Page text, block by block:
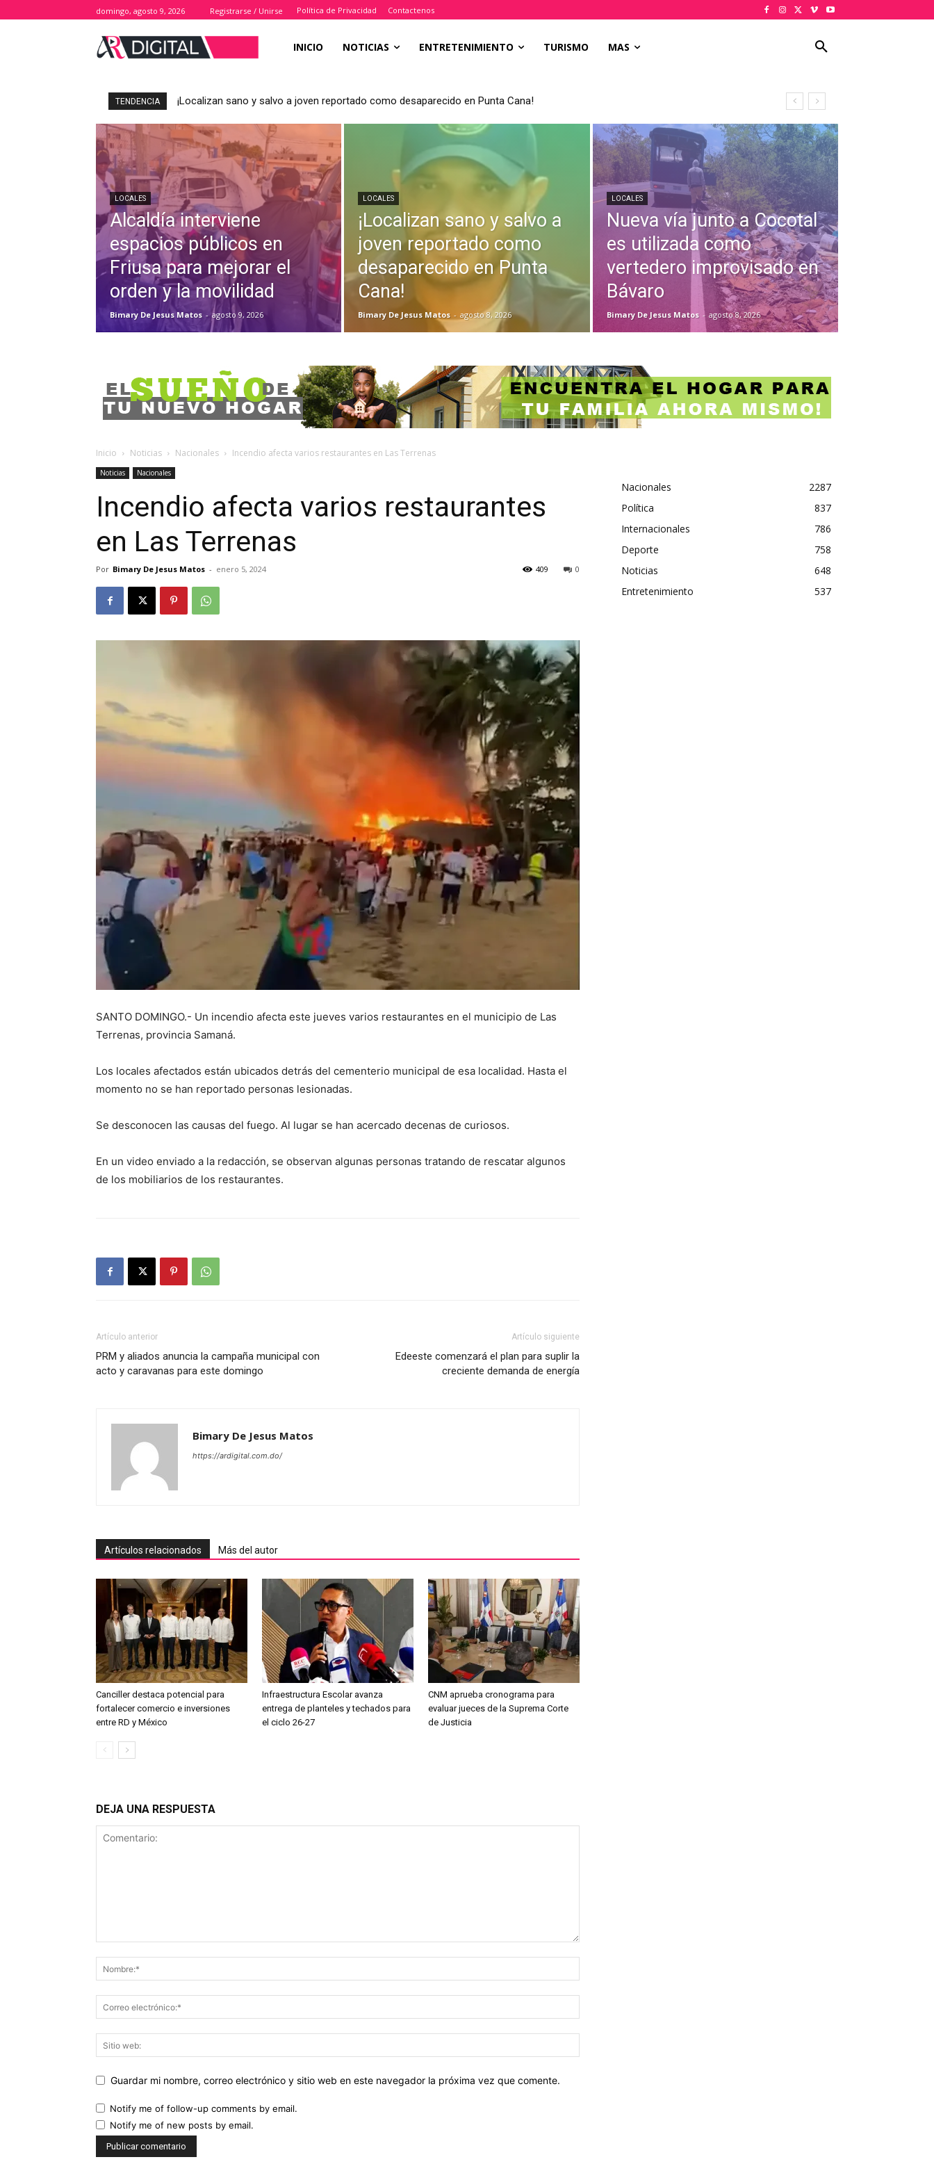
domingo, agosto 9, 2026 Registrarse / Unirse Política de Privacidad Contactenos
INICIO NOTICIAS ENTRETENIMIENTO TURISMO MAS
TENDENCIA ¡Localizan sano y salvo a joven reportado como desaparecido en Punta Cana!
LOCALES
Alcaldía interviene
espacios públicos en
Friusa para mejorar el
orden y la movilidad
Bimary De Jesus Matos - agosto 9, 2026
LOCALES
¡Localizan sano y salvo a
joven reportado como
desaparecido en Punta
Cana!
Bimary De Jesus Matos - agosto 8, 2026
LOCALES
Nueva vía junto a Cocotal
es utilizada como
vertedero improvisado en
Bávaro
Bimary De Jesus Matos - agosto 8, 2026
Inicio Noticias Nacionales Incendio afecta varios restaurantes en Las Terrenas
Noticias Nacionales
Incendio afecta varios restaurantes
en Las Terrenas
Por Bimary De Jesus Matos - enero 5, 2024 0
409
SANTO DOMINGO.- Un incendio afecta este jueves varios restaurantes en el municipio de Las
Terrenas, provincia Samaná.
Los locales afectados están ubicados detrás del cementerio municipal de esa localidad. Hasta el
momento no se han reportado personas lesionadas.
Se desconocen las causas del fuego. Al lugar se han acercado decenas de curiosos.
En un video enviado a la redacción, se observan algunas personas tratando de rescatar algunos
de los mobiliarios de los restaurantes.
Artículo anterior
PRM y aliados anuncia la campaña municipal con
acto y caravanas para este domingo
Artículo siguiente
Edeeste comenzará el plan para suplir la
creciente demanda de energía
Bimary De Jesus Matos
https://ardigital.com.do/
Artículos relacionados Más del autor
Canciller destaca potencial para
fortalecer comercio e inversiones
entre RD y México
Infraestructura Escolar avanza
entrega de planteles y techados para
el ciclo 26-27
CNM aprueba cronograma para
evaluar jueces de la Suprema Corte
de Justicia
DEJA UNA RESPUESTA
Guardar mi nombre, correo electrónico y sitio web en este navegador la próxima vez que comente.
Notify me of follow-up comments by email.
Notify me of new posts by email.
Nacionales
2287
Política
837
Internacionales
786
Deporte
758
Noticias
648
Entretenimiento
537